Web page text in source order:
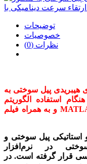
توضیحات
خصوصیات
نظرات (0)
هیبریدی پیل سوختی به
استفاده الگوریتم
ماکزیمم توان با استفاده از نرم افزار MATLAB و به همراه فیلم
استاتیکی پیل سوختی و
در نرم‌افزار
قرار گرفته است. در